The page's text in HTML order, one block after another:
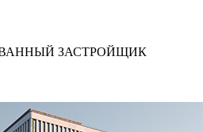
ЗАСТРОЙЩИК